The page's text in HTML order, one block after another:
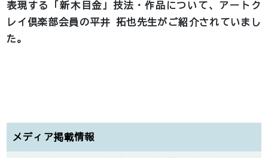
表現する「新木目金」技法・作品について、アートク
レイ倶楽部会員の平井 拓也先生がご紹介されていまし
た。
メディア掲載情報